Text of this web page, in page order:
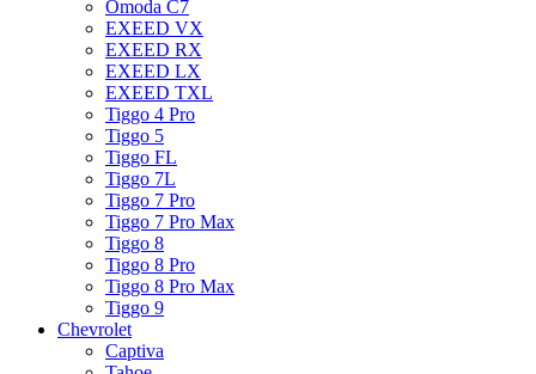
Omoda C7
EXEED VX
EXEED RX
EXEED LX
EXEED TXL
Tiggo 4 Pro
Tiggo 5
Tiggo FL
Tiggo 7L
Tiggo 7 Pro
Tiggo 7 Pro Max
Tiggo 8
Tiggo 8 Pro
Tiggo 8 Pro Max
Tiggo 9
Chevrolet
Captiva